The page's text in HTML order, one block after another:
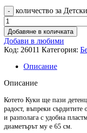
количество за
Добавяне в количката
Добави в любими
Код: 26011 Категория:
Описание
Описание
Котето Куки ще пази
радост, въпреки сърдитите
и разполага с удобна
диаметърът му е 65 см.